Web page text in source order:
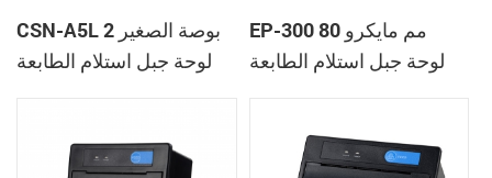
CSN-A5L 2 بوصة الصغير
لوحة جبل استلام الطابعة
EP-300 80 مم مايكرو
لوحة جبل استلام الطابعة